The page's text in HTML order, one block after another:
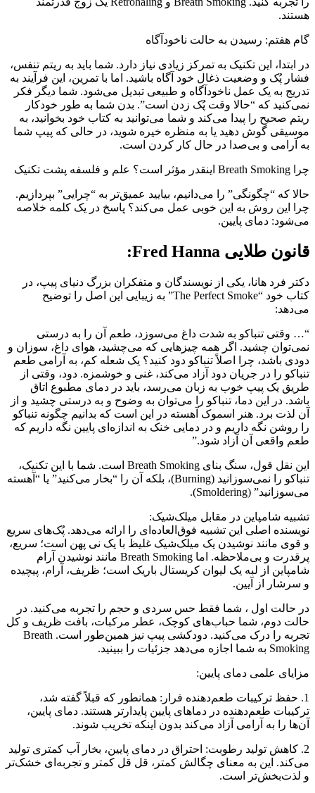
هستند.
گام هفتم: رسیدن به حالت ناخودآگاه
در ابتدا، این تکنیک به تمرکز زیادی نیاز دارد. شما باید به ریتم تنفس،
فشار پُک و وضعیت ذغال خود آگاه باشید. اما با تمرین، این فرآیند به
تدریج به یک عمل ناخودآگاه و طبیعی تبدیل می‌شود. شما دیگر فکر
نمی‌کنید که “حالا وقت پُک زدن است”. بدن شما به طور خودکار
ریتم صحیح را پیدا می‌کند و شما می‌توانید به کتاب خود بخوانید، به
موسیقی گوش دهید یا به منظره خیره شوید، در حالی که پیپ شما
به آرامی و بی‌صدا در حال کار کردن است.
چرا Breath Smoking اینقدر مؤثر است؟ علم و فلسفه پشت تکنیک
حالا که “چگونگی” را می‌دانیم، بیایید عمیق‌تر به “چرایی” بپردازیم.
چرا این روش به این خوبی عمل می‌کند؟ پاسخ در یک کلمه خلاصه
می‌شود: دمای پایین.
قانون طلایی Fred Hanna:
دکتر فرد هانا، یکی از نویسندگان و متفکران بزرگ دنیای پیپ، در
کتاب خود “The Perfect Smoke” به زیبایی این اصل را توضیح
می‌دهد:
“… وقتی تنباکو به شدت داغ می‌سوزد، طعم آن را به درستی
نمی‌توان چشید. اگر همه چیزهایی که می‌چشید، هوای داغ، سوزان و
دودی باشد، چرا اصلاً تنباکو دود کنید؟ یک شعله کم، به آرامی طعم
تنباکو را در جریان دود آزاد می‌کند، غنی و خوشمزه. دود، وقتی از
طریق یک پیپ خوب به زبان می‌رسد، باید در دمای مطبوع اتاق
باشد. در این دما، تنباکو را می‌توان به وضوح و به درستی چشید و از
آن لذت برد. هنر اسموک آهسته در این است که بدانیم چگونه تنباکو
را روشن نگه داریم و در دمایی خنک به اندازه‌ای پایین نگه داریم که
طعم واقعی آن آزاد شود.”
این نقل قول، سنگ بنای Breath Smoking است. شما با این تکنیک،
تنباکو را نمی‌سوزانید (Burning)، بلکه آن را “بخار می‌کنید” یا “آهسته
می‌سوزانید” (Smoldering).
تشبیه شامپاین در مقابل میلک‌شیک:
نویسنده اصلی این تشبیه فوق‌العاده‌ای را ارائه می‌دهد. پُک‌های سریع
و قوی مانند نوشیدن یک میلک‌شیک غلیظ با یک نی پهن است؛ سریع،
پرقدرت و بی‌ملاحظه. اما Breath Smoking مانند نوشیدن آرام
شامپاین از لبه یک لیوان کریستال باریک است؛ ظریف، آرام، پیچیده
و سرشار از آیین.
در حالت اول ، شما فقط حس سردی و حجم را تجربه می‌کنید. در
حالت دوم، شما حباب‌های کوچک، عطر مرکبات، بافت ظریف و کل
تجربه را درک می‌کنید. دودکشی پیپ نیز همین‌طور است. Breath
Smoking به شما اجازه می‌دهد جزئیات را ببینید.
مزایای علمی دمای پایین:
1. حفظ ترکیبات طعم‌دهنده فرار: همانطور که قبلاً گفته شد،
ترکیبات طعم‌دهنده در دماهای پایین پایدارتر هستند. دمای پایین،
آن‌ها را به آرامی آزاد می‌کند بدون اینکه تخریب شوند.
2. کاهش تولید رطوبت: احتراق در دمای پایین، بخار آب کمتری تولید
می‌کند. این به معنای چگالش کمتر، قل قل کمتر و تجربه‌ای خشک‌تر
و لذت‌بخش‌تر است.